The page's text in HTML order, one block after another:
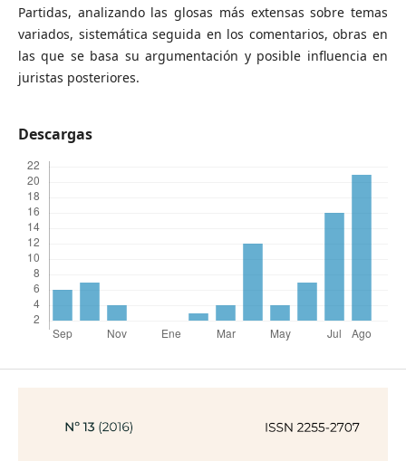
Partidas, analizando las glosas más extensas sobre temas
variados, sistemática seguida en los comentarios, obras en
las que se basa su argumentación y posible influencia en
juristas posteriores.
Descargas